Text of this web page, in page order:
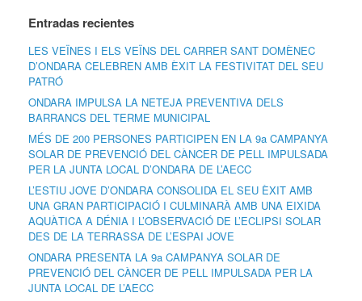
Entradas recientes
LES VEÏNES I ELS VEÏNS DEL CARRER SANT DOMÈNEC
D’ONDARA CELEBREN AMB ÈXIT LA FESTIVITAT DEL SEU
PATRÓ
ONDARA IMPULSA LA NETEJA PREVENTIVA DELS
BARRANCS DEL TERME MUNICIPAL
MÉS DE 200 PERSONES PARTICIPEN EN LA 9a CAMPANYA
SOLAR DE PREVENCIÓ DEL CÀNCER DE PELL IMPULSADA
PER LA JUNTA LOCAL D’ONDARA DE L’AECC
L’ESTIU JOVE D’ONDARA CONSOLIDA EL SEU ÈXIT AMB
UNA GRAN PARTICIPACIÓ I CULMINARÀ AMB UNA EIXIDA
AQUÀTICA A DÉNIA I L’OBSERVACIÓ DE L’ECLIPSI SOLAR
DES DE LA TERRASSA DE L’ESPAI JOVE
ONDARA PRESENTA LA 9a CAMPANYA SOLAR DE
PREVENCIÓ DEL CÀNCER DE PELL IMPULSADA PER LA
JUNTA LOCAL DE L’AECC